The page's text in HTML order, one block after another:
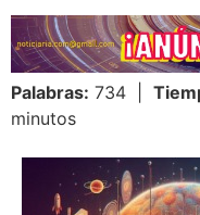
Palabras: 734 |
minutos